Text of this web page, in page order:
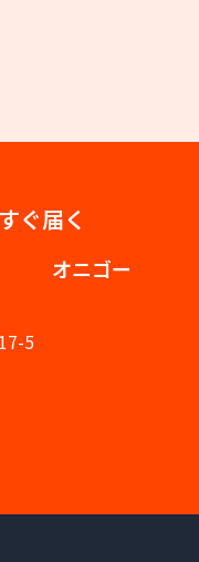
ぐ届く
オニゴー
5